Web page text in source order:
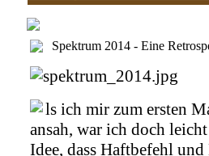
Spektrum 2014 - Eine
ls ich mir zum ersten
ansah, war ich doch
Idee, dass Haftbefehl